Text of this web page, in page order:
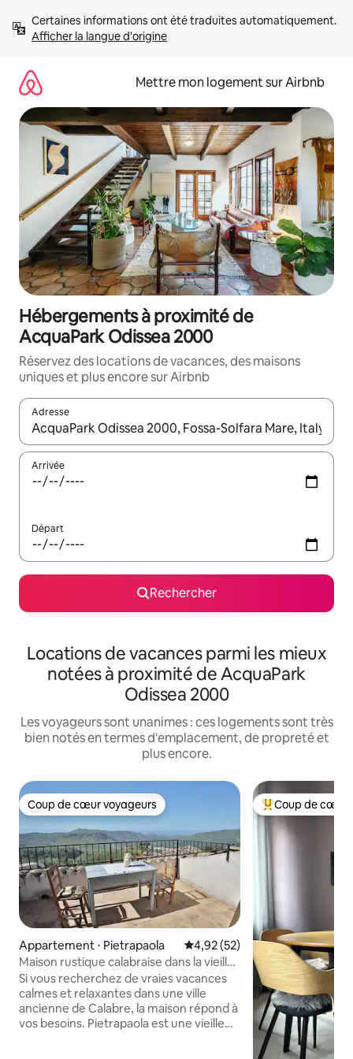
directement
Afficher la langue d'origine
Mettre mon logement sur Airbnb
Hébergements à proximité de
AcquaPark Odissea 2000
Réservez des locations de vacances, des maisons
uniques et plus encore sur Airbnb
Adresse
Lorsque les résultats s'affichent, utilisez les flèches vers le
Arrivée
Départ
Rechercher
Locations de vacances parmi les mieux
notées à proximité de AcquaPark
Odissea 2000
Les voyageurs sont unanimes : ces logements sont très
bien notés en termes d'emplacement, de propreté et
plus encore.
Coup de cœur voyageurs
Coup de cœur voyageurs
Appartement ⋅ Pietrapaola Évaluation moyenne sur la
4,92 (52)
Maison rustique calabraise dans la vieille
ville
Si vous recherchez de vraies vacances
calmes et relaxantes dans une ville
ancienne de Calabre, la maison répond à
vos besoins. Pietrapaola est une vieille
Coups de cœur
Coup de cœur